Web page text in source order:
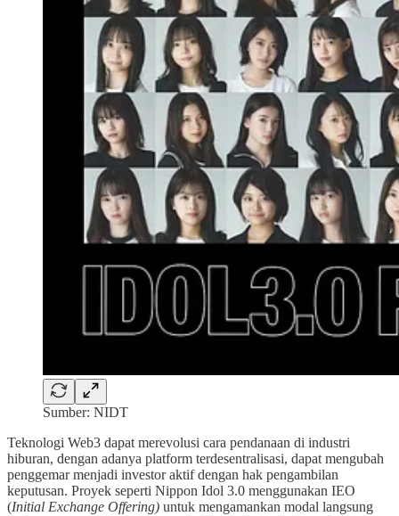
Sumber: NIDT
Teknologi Web3 dapat merevolusi cara pendanaan di industri
hiburan, dengan adanya platform terdesentralisasi, dapat mengubah
penggemar menjadi investor aktif dengan hak pengambilan
keputusan. Proyek seperti Nippon Idol 3.0 menggunakan IEO
(Initial Exchange Offering) untuk mengamankan modal langsung